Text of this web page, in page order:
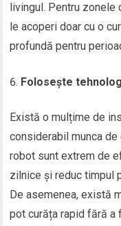
livingul. Pentru
le acoperi doar cu o
profundă pentru
Folosește
Există o mulțime de
considerabil munca
robot sunt extrem de
zilnice și reduc timpul
De asemenea, există
pot curăța rapid fără a